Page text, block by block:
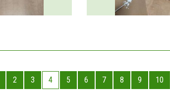
2 3 4 5 6 7 8 9 10